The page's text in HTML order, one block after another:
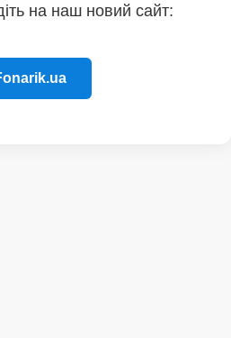
на наш новий сайт: